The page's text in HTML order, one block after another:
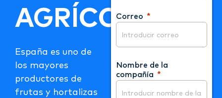
AGRÍCOLA
España es uno de
los mayores
productores de
frutas y hortalizas
Correo
Nombre de la
compañía